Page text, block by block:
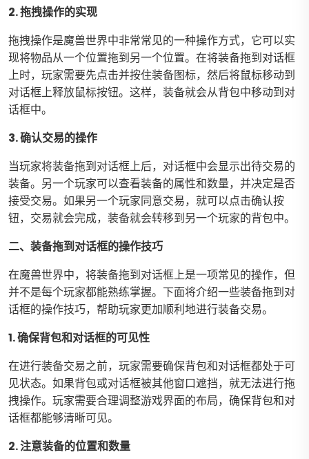
2. 拖拽操作的实现
拖拽操作是魔兽世界中非常常见的一种操作方式，它可以实
现将物品从一个位置拖到另一个位置。在将装备拖到对话框
上时，玩家需要先点击并按住装备图标，然后将鼠标移动到
对话框上释放鼠标按钮。这样，装备就会从背包中移动到对
话框中。
3. 确认交易的操作
当玩家将装备拖到对话框上后，对话框中会显示出待交易的
装备。另一个玩家可以查看装备的属性和数量，并决定是否
接受交易。如果另一个玩家同意交易，就可以点击确认按
钮，交易就会完成，装备就会转移到另一个玩家的背包中。
二、装备拖到对话框的操作技巧
在魔兽世界中，将装备拖到对话框上是一项常见的操作，但
并不是每个玩家都能熟练掌握。下面将介绍一些装备拖到对
话框的操作技巧，帮助玩家更加顺利地进行装备交易。
1. 确保背包和对话框的可见性
在进行装备交易之前，玩家需要确保背包和对话框都处于可
见状态。如果背包或对话框被其他窗口遮挡，就无法进行拖
拽操作。玩家需要合理调整游戏界面的布局，确保背包和对
话框都能够清晰可见。
2. 注意装备的位置和数量